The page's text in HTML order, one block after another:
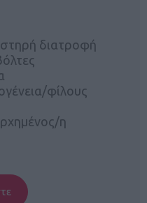
διατροφή
φίλους
η